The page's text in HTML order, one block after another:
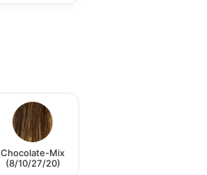
Chocolate-Mix
(8/10/27/20)